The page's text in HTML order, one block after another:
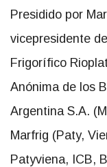
Presidido por
vicepresidente
Frigorífico
Anónima de los
Argentina S.A.
Marfrig (Paty,
Patyviena, ICB,